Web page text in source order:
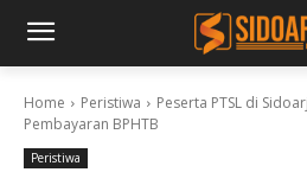
Home Peristiwa
Peserta PTSL di
Pembayaran BPHTB
Peristiwa